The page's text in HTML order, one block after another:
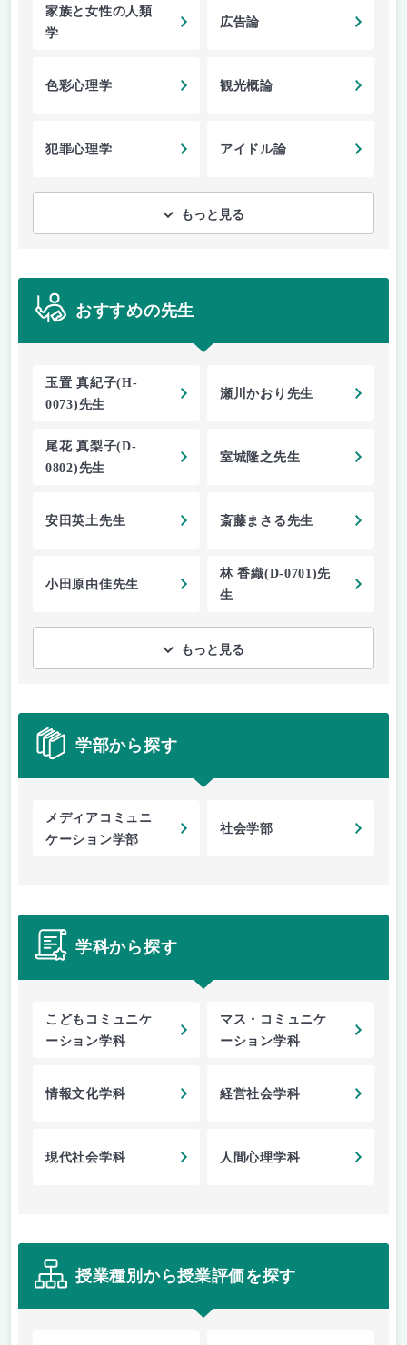
家族と女性の人類
学
広告論
色彩心理学 観光概論
犯罪心理学 アイドル論
もっと見る
おすすめの先生
玉置 真紀子(H-
0073)先生
瀬川かおり先生
尾花 真梨子(D-
0802)先生
室城隆之先生
安田英土先生 斎藤まさる先生
小田原由佳先生
林 香織(D-0701)先
生
もっと見る
学部から探す
メディアコミュニ
ケーション学部
社会学部
学科から探す
こどもコミュニケ
ーション学科
マス・コミュニケ
ーション学科
情報文化学科 経営社会学科
現代社会学科 人間心理学科
授業種別から授業評価を探す